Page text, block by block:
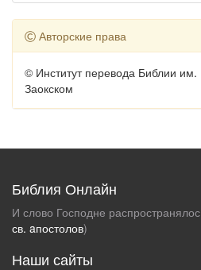
Авторские права
© Институт перевода Библии
Заокском
Библия Онлайн
И слово Господне
св. aпостолов)
Наши сайты